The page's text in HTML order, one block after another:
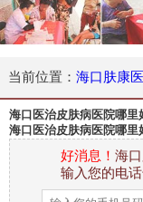
当前位置： 海口肤康
海口医治皮肤病医院哪里
海口医治皮肤病医院哪里
好消息！ 海
输入您的电